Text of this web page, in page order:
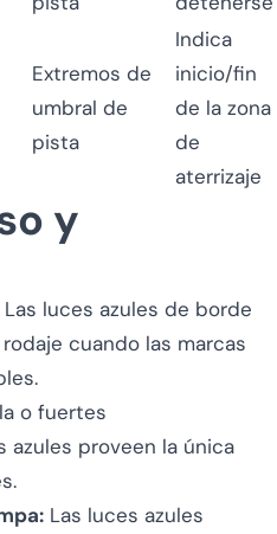
Extremos de
umbral de
pista
Indica
inicio/fin
de la zona
de
aterrizaje
y
Las luces azules de borde
cuando las marcas
o fuertes
azules proveen la única
Las luces azules